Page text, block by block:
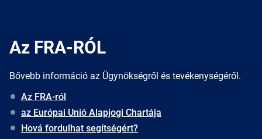
Az FRA-RÓL
Bővebb információ az Ügynökségről és tevékenységéről.
Az FRA-ról
az Európai Unió Alapjogi Chartája
Hová fordulhat segítségért?